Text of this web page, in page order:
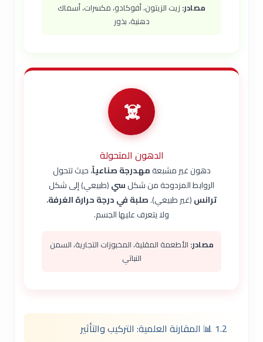
مصادر: زيت الزيتون، أفوكادو، مكسرات، أسماك
دهنية، بذور
☠️
الدهون المتحولة
دهون غير مشبعةمهدرجة صناعياً، حيث تتحول
الروابط المزدوجة من شكلسي(طبيعي) إلى شكل
ترانس(غير طبيعي).صلبة في درجة حرارة الغرفة،
ولا يتعرف عليها الجسم.
مصادر: الأطعمة المقلية، المخبوزات التجارية، السمن
النباتي
1.2 📊 المقارنة العلمية: التركيب والتأثير